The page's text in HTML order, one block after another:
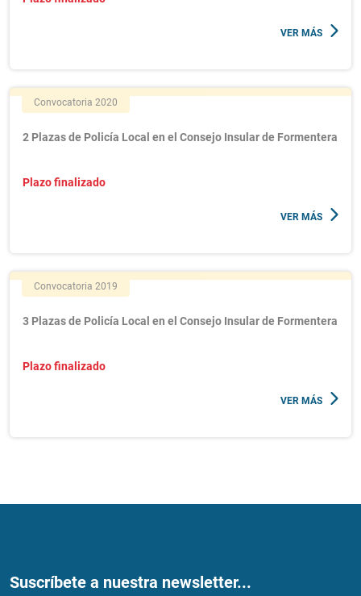
VER MÁS
Convocatoria 2020
2 Plazas de Policía Local en el Consejo Insular de Formentera
Plazo finalizado
VER MÁS
Convocatoria 2019
3 Plazas de Policía Local en el Consejo Insular de Formentera
Plazo finalizado
VER MÁS
Suscríbete a nuestra newsletter...